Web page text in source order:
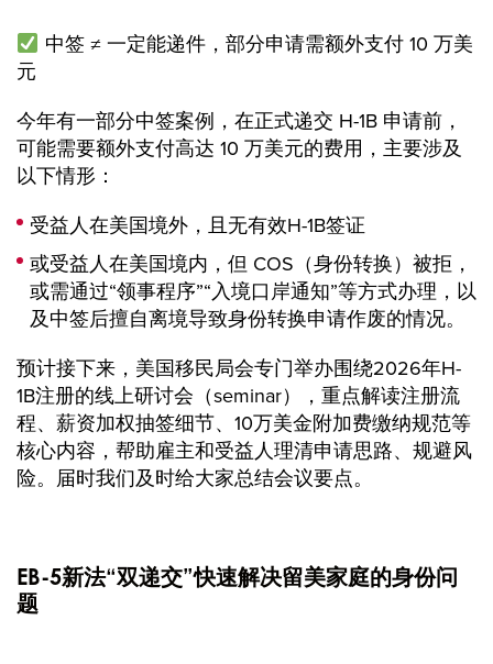
中签 ≠ 一定能递件，部分申请需额外支付 10 万美
元
今年有一部分中签案例，在正式递交 H-1B 申请前，
可能需要额外支付高达 10 万美元的费用，主要涉及
以下情形：
受益人在美国境外，且无有效H-1B签证
或受益人在美国境内，但 COS（身份转换）被拒，
或需通过“领事程序”“入境口岸通知”等方式办理，以
及中签后擅自离境导致身份转换申请作废的情况。
预计接下来，美国移民局会专门举办围绕2026年H-
1B注册的线上研讨会（seminar），重点解读注册流
程、薪资加权抽签细节、10万美金附加费缴纳规范等
核心内容，帮助雇主和受益人理清申请思路、规避风
险。届时我们及时给大家总结会议要点。
EB-5新法“双递交”快速解决留美家庭的身份问
题